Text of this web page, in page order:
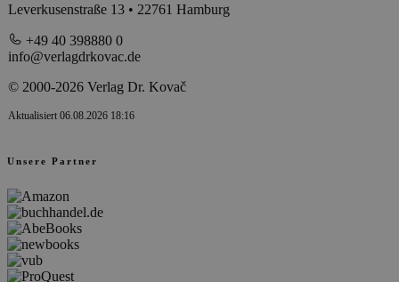
Leverkusenstraße 13 • 22761 Hamburg
+49 40 398880 0
info@verlagdrkovac.de
© 2000-2026 Verlag Dr. Kovač
Aktualisiert 06.08.2026 18:16
Unsere Partner